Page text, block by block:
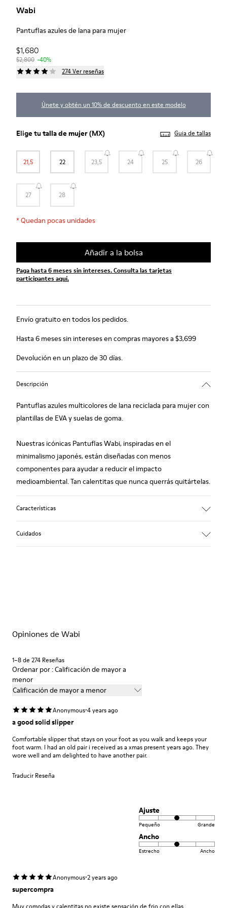
Wabi
Pantuflas azules de lana para mujer
$1,680
$2,800 -40%
274 Ver reseñas
Únete y obtén un 10% de descuento en este modelo
Elige tutalla de mujer(MX) Guia de tallas
21,5 22 23,5 24 25 26
27 28
*Quedan pocas unidades
Añadir a la bolsa
Paga hasta 6 meses sin intereses. Consulta las tarjetas
participantes aquí.
Envío gratuito en todos los pedidos.
Hasta 6 meses sin intereses en compras mayores a $3,699
Devolución en un plazo de 30 días.
Descripción
Pantuflas azules multicolores de lana reciclada para mujer con
plantillas de EVA y suelas de goma.
Nuestras icónicas Pantuflas Wabi, inspiradas en el
minimalismo japonés, están diseñadas con menos
componentes para ayudar a reducir el impacto
medioambiental. Tan calentitas que nunca querrás quitártelas.
Características
reciclado
Cuidados
Si deseas obtener información detallada sobre cómo cuidar de
Opiniones de Wabi
1–8 de 274 Reseñas
Ordenar por : Calificación de mayor a
menor
Calificación de mayor a menor
Anonymous·4 years ago
a good solid slipper
Comfortable slipper that stays on your foot as you walk and keeps your
foot warm. I had an old pair i received as a xmas present years ago. They
wore well and am delighted to have another pair.
Traducir Reseña
Ajuste
Pequeño Grande
Ancho
Estrecho Ancho
Anonymous·2 years ago
supercompra
Muy comodas y calentitas no existe sensación de frio con ellas